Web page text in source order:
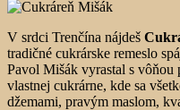
V srdci Trenčína nájdeš
tradičné cukrárske remeslo
Pavol Mišák vyrastal s vôňou
vlastnej cukrárne, kde sa
džemami, pravým maslom,